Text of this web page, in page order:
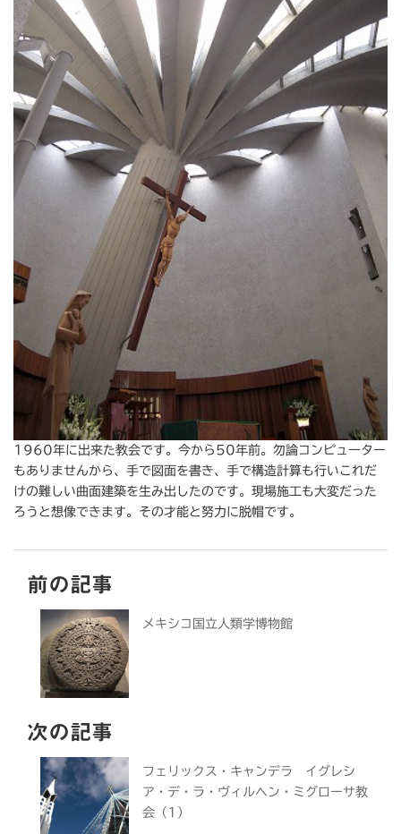
1960年に出来た教会です。今から50年前。勿論コンピューター
もありませんから、手で図面を書き、手で構造計算も行いこれだ
けの難しい曲面建築を生み出したのです。現場施工も大変だった
ろうと想像できます。その才能と努力に脱帽です。
前の記事
メキシコ国立人類学博物館
次の記事
フェリックス・キャンデラ イグレシ
ア・デ・ラ・ヴィルヘン・ミグローサ教
会（1）